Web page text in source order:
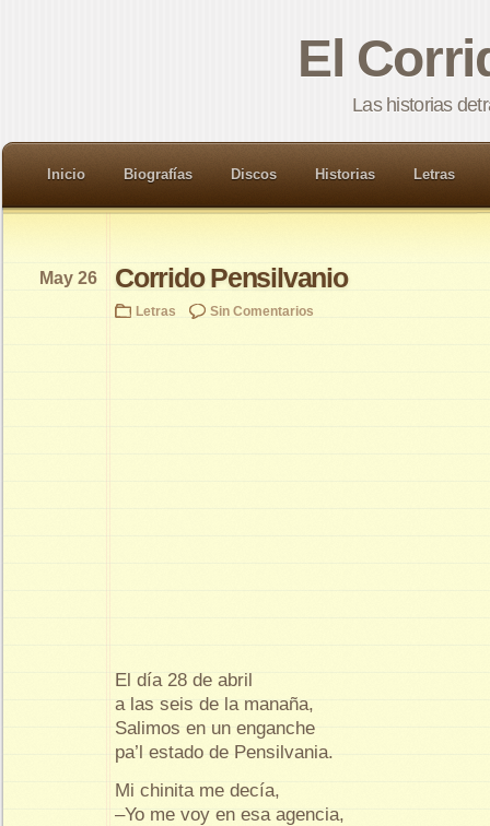
El
Las historias
Inicio Biografías Discos Historias Letras
Corrido Pensilvanio
May 26
Letras Sin Comentarios
El día 28 de abril
a las seis de la manaña,
Salimos en un enganche
pa’l estado de Pensilvania.
Mi chinita me decía,
–Yo me voy en esa agencia,